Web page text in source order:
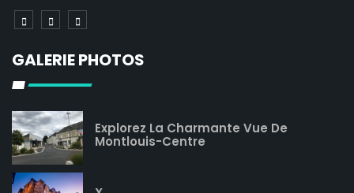
GALERIE PHOTOS
Explorez La Charmante Vue De
Montlouis-Centre